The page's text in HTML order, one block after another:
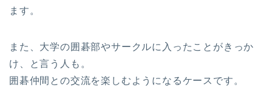
ます。
また、大学の囲碁部やサークルに入ったことがきっか
け、と言う人も。
囲碁仲間との交流を楽しむようになるケースです。